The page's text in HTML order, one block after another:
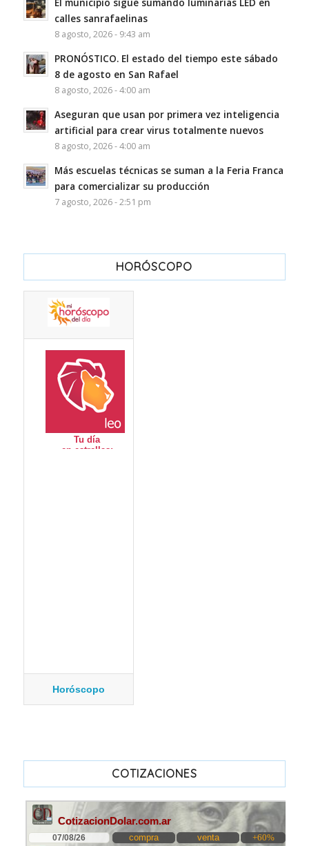
calles sanrafaelinas
8 agosto, 2026 - 9:43 am
PRONÓSTICO. El estado del tiempo este sábado
8 de agosto en San Rafael
8 agosto, 2026 - 4:00 am
Aseguran que usan por primera vez inteligencia
artificial para crear virus totalmente nuevos
8 agosto, 2026 - 4:00 am
Más escuelas técnicas se suman a la Feria Franca
para comercializar su producción
7 agosto, 2026 - 2:51 pm
HORÓSCOPO
Horóscopo
COTIZACIONES